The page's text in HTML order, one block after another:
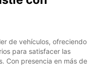
de vehículos, ofreciendo
para satisfacer las
Con presencia en más de